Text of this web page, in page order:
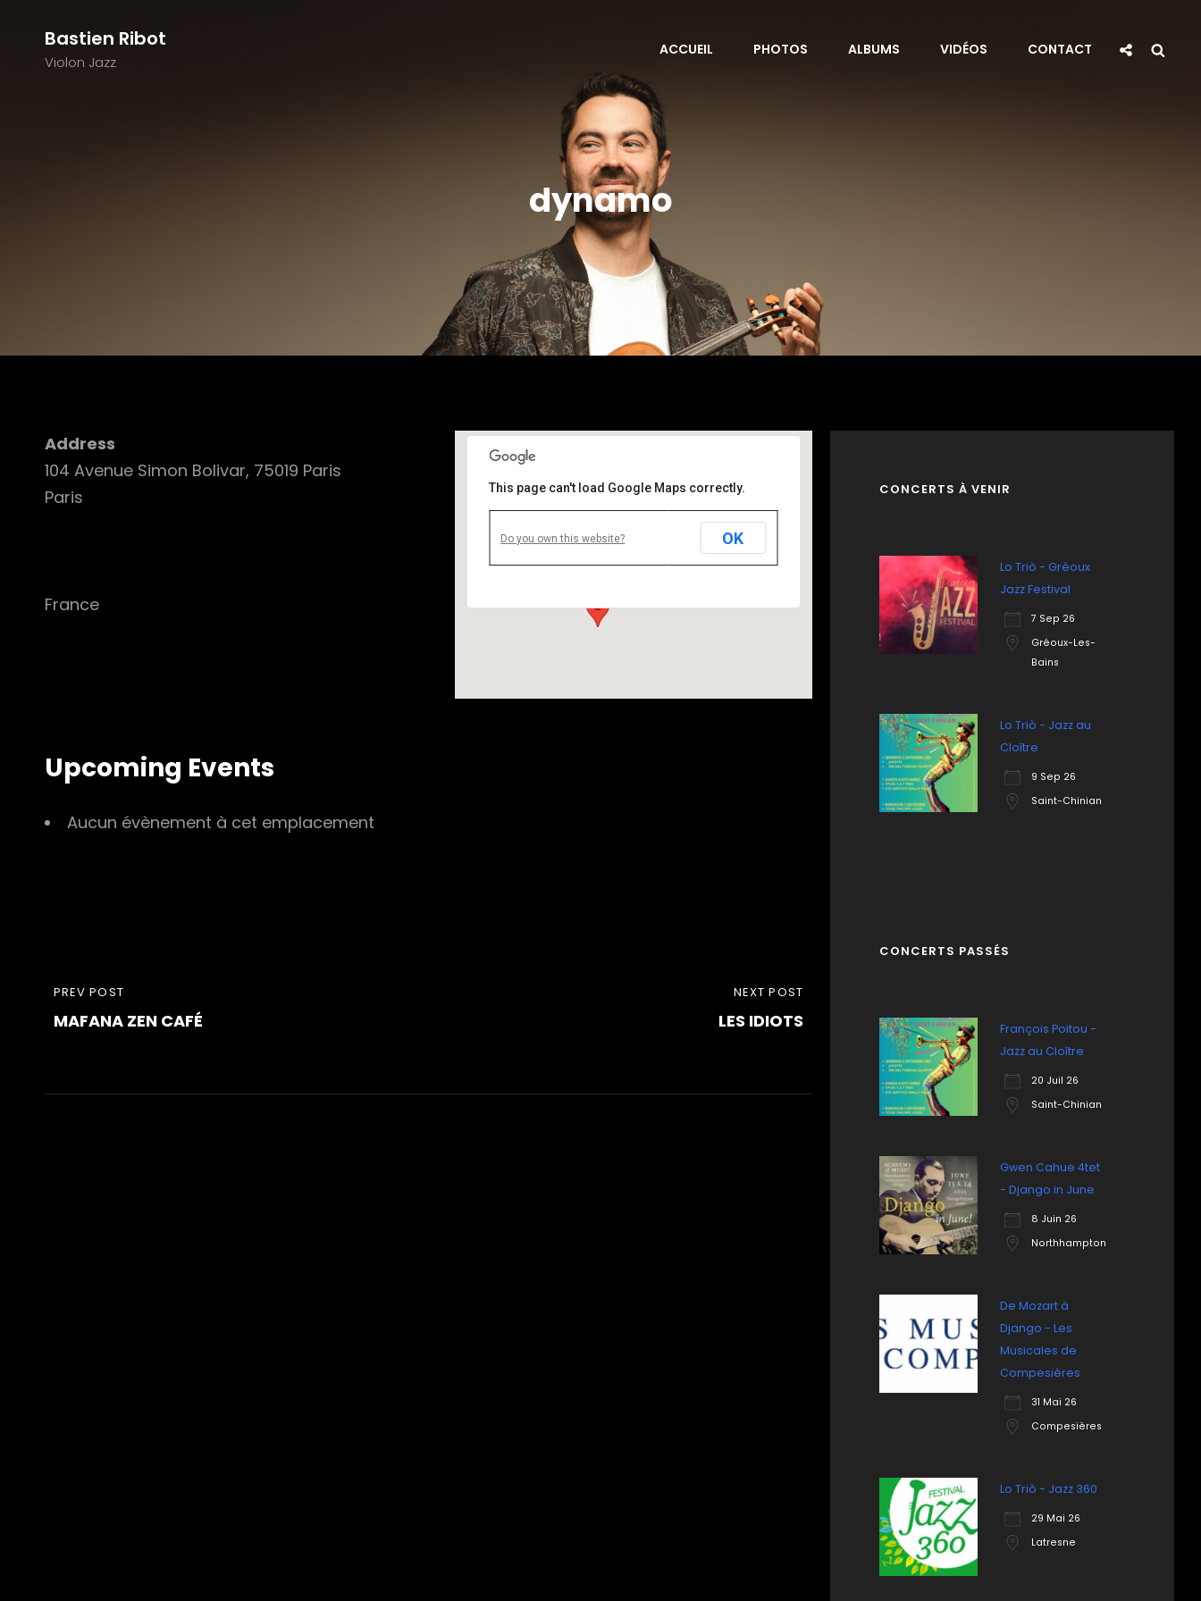
Bastien Ribot
Violon Jazz
ACCUEIL PHOTOS ALBUMS VIDÉOS CONTACT Social
Share
dynamo
dynamo
104 Avenue Simon Bolivar, 75019 Paris - Paris
This page can't load Google Maps correctly.
Do you own this website? OK
Address
104 Avenue Simon Bolivar, 75019 Paris
Paris
France
Upcoming Events
Aucun évènement à cet emplacement
Navigation
de
PREVIOUS
POST
PREV POST
MAFANA ZEN CAFÉ
NEXT POST
LES IDIOTS
CONCERTS À VENIR
Lo Triò - Gréoux
Jazz Festival
7 Sep 26
Gréoux-Les-
Bains
Lo Triò - Jazz au
Cloître
9 Sep 26
Saint-Chinian
CONCERTS PASSÉS
François Poitou -
Jazz au Cloître
20 Juil 26
Saint-Chinian
Gwen Cahue 4tet
- Django in June
8 Juin 26
Northhampton
De Mozart à
Django - Les
Musicales de
Compesières
31 Mai 26
Compesières
Lo Triò - Jazz 360
29 Mai 26
Latresne